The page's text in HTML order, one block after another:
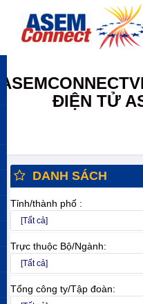
ĐIỆN TỬ
DANH SÁCH
Tỉnh/thành phố :
Trực thuộc Bộ/Ngành:
Tổng công ty/Tập đoàn: